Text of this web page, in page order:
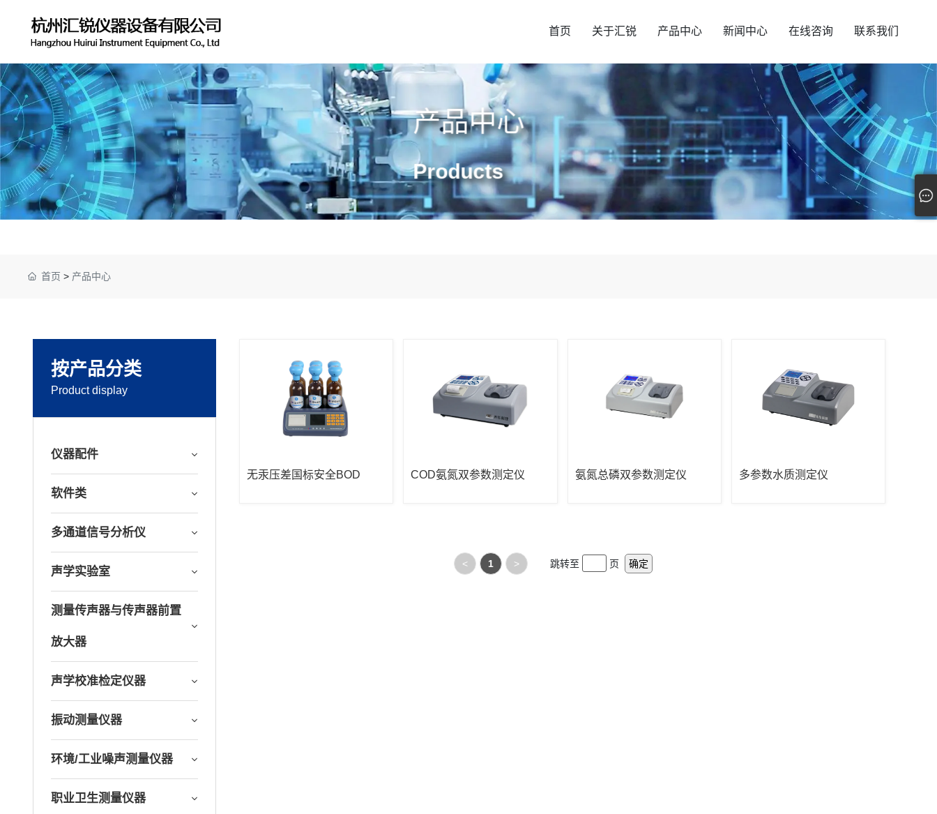
首页 关于汇锐 产品中心 新闻中心 在线咨询 联系我们
产品中心
Products
首页 > 产品中心
按产品分类
Product display
仪器配件
软件类
多通道信号分析仪
声学实验室
测量传声器与传声器前置
放大器
声学校准检定仪器
振动测量仪器
环境/工业噪声测量仪器
职业卫生测量仪器
无汞压差国标安全BOD COD氨氮双参数测定仪 氨氮总磷双参数测定仪 多参数水质测定仪
< 1 > 跳转至 页 确定